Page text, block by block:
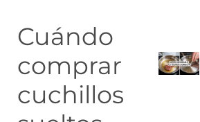
Cuándo
comprar
cuchillos